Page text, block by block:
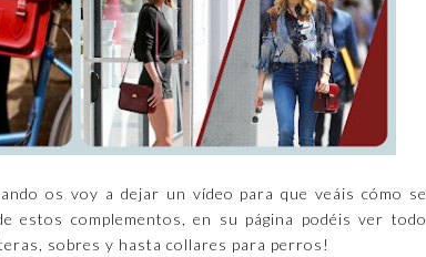
os voy a dejar un vídeo para que veáis cómo se
estos complementos, en su página podéis ver todo
sobres y hasta collares para perros!